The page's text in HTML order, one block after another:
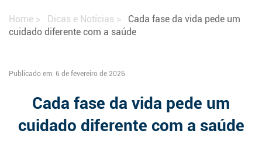
Home Dicas e Notícias
Cada fase da vida pede um
cuidado diferente com a saúde
Publicado em: 6 de fevereiro de 2026
Cada fase da vida pede um
cuidado diferente com a saúde